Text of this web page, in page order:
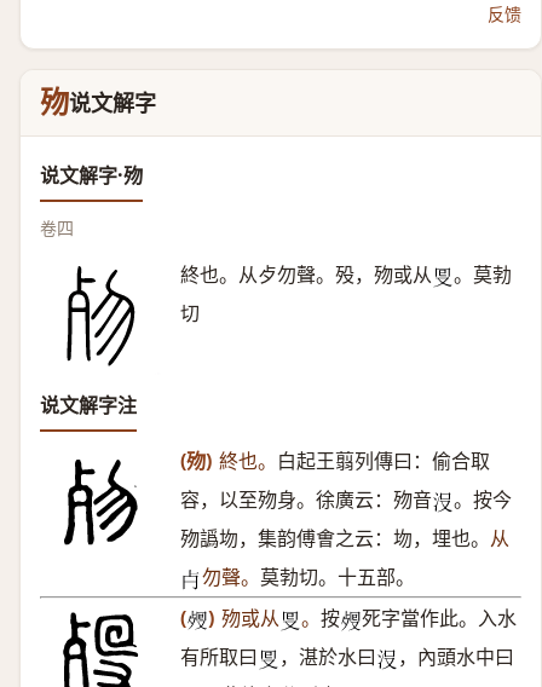
反馈
歾说文解字
说文解字·歾
卷四
終也。从歺勿聲。殁，歾或从𠬸 。莫勃
切
说文解字注
(歾) 終也。 白起王翦列傳曰：偷合取
容，以至歾身。徐廣云：歾音𣳚 。按今
歾譌圽，集韵傅㑹之云：圽，埋也。 从
𣦵 勿聲。 莫勃切。十五部。
(𣨏 ) 歾或从𠬸 。 按𣨏 死字當作此。入水
有所取曰𠬸 ，湛於水曰𣳚 ，內頭水中曰